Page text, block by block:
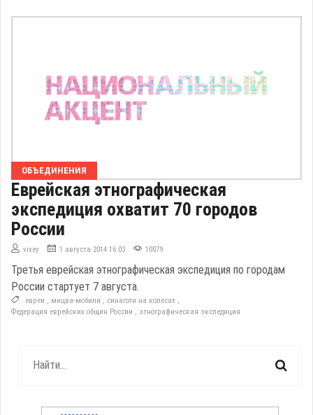
ОБЪЕДИНЕНИЯ
Еврейская этнографическая
экспедиция охватит 70 городов
России
vixey 1 августа 2014 16:03 10079
Третья еврейская этнографическая экспедиция по городам
России стартует 7 августа.
евреи , мицва-мобили , синагоги на колесах ,
Федерация еврейских общин России , этнографическая экспедиция